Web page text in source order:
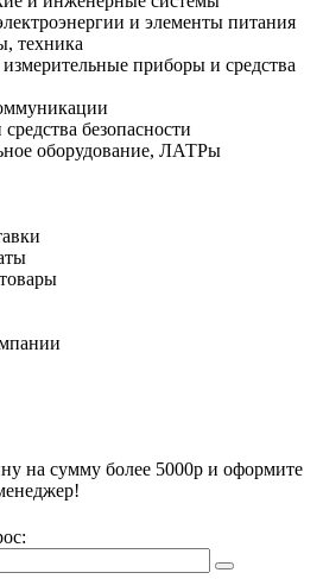
и элементы питания
техника
приборы и средства
безопасности
оборудование, ЛАТРы
на сумму более 5000р и оформите